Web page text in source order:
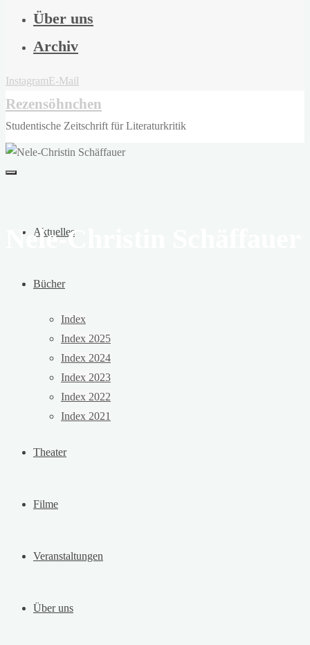
Über uns
Archiv
InstagramE-Mail
Rezensöhnchen
Studentische Zeitschrift für Literaturkritik
Aktuelles
Bücher
Index
Index 2025
Index 2024
Index 2023
Index 2022
Index 2021
Theater
Filme
Veranstaltungen
Über uns
Nele-Christin Schäffauer